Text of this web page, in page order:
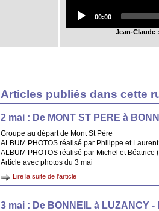
00:00
Jean-Claude
Articles publiés dans cette
2 mai : De MONT ST PERE à
Groupe au départ de Mont St Père
ALBUM PHOTOS réalisé par Philippe et
ALBUM PHOTOS réalisé par Michel et Béatrice
Article avec photos du 3 mai
Lire la suite de l’article
3 mai : De BONNEIL à LUZANCY -